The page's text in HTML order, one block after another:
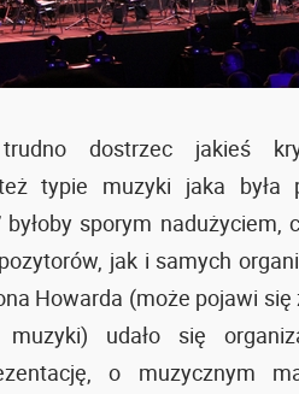
dostrzec jakieś
typie muzyki jaka była
byłoby sporym
jak i samych
Howarda (może pojawi
udało się
o muzycznym